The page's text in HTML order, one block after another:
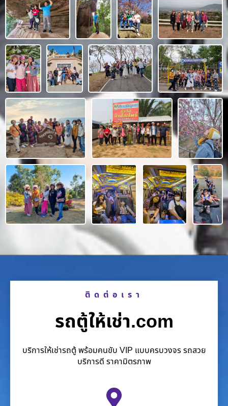
ติดต่อเรา
รถตู้ให้เช่า.com
บริการให้เช่ารถตู้ พร้อมคนขับ VIP แบบครบวงจร รถสวย
บริการดี ราคามิตรภาพ